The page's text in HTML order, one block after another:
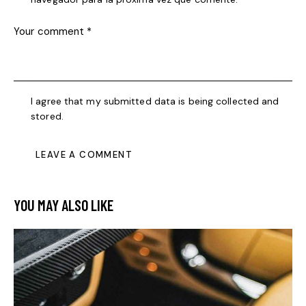
I agree that my submitted data is being collected and
stored.
YOU MAY ALSO LIKE